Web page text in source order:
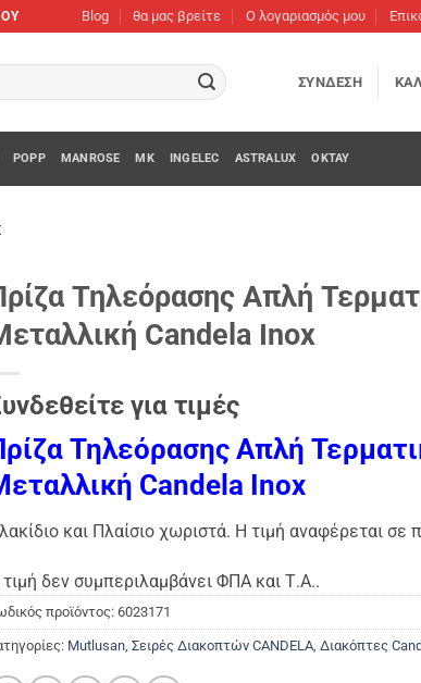
Blog θα μας βρείτε O λογαριασμός μου
ΣΎΝΔΕΣΗ
POPP MANROSE MK INGELEC ASTRALUX OKTAY
Τηλεόρασης Απλή
Candela Inox
για τιμές
Τηλεόρασης Απλή
Candela Inox
και Πλαίσιο χωριστά. Η τιμή αναφέρεται σε
δεν συμπεριλαμβάνει ΦΠΑ και Τ.Α..
προϊόντος: 6023171
Mutlusan Σειρές Διακοπτών CANDELA Διακόπτες